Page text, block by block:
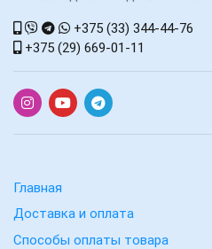
+375 (33) 344-44-76
+375 (29) 669-01-11
Главная
Доставка и оплата
Способы оплаты товара